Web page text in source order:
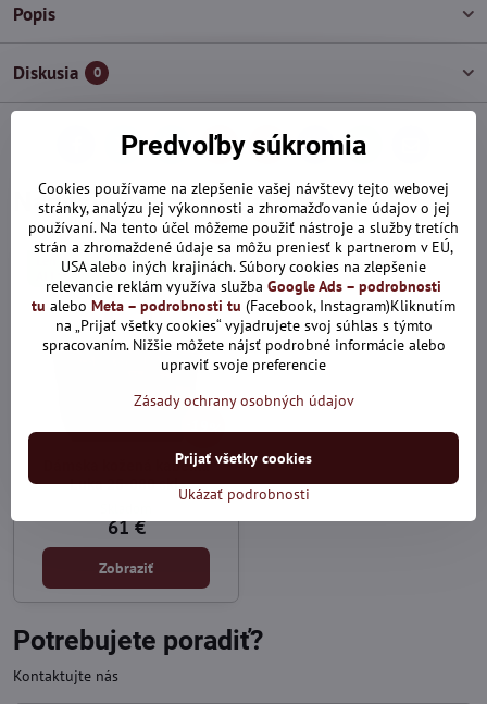
Popis
Diskusia 0
FacebookTwitterBlueskyPinterestReddit LinkedInWhatsApp
Naposledy Vás zaujalo:
19%
Len dnes: Zľava 10% s kódom:
ALL10
Dámska kožená kabelka
Luka 25-080 skl.
61 €
Zobraziť
Potrebujete poradiť?
Kontaktujte nás
Predvoľby súkromia
Cookies používame na zlepšenie vašej návštevy tejto webovej
stránky, analýzu jej výkonnosti a zhromažďovanie údajov o jej
používaní. Na tento účel môžeme použiť nástroje a služby tretích
strán a zhromaždené údaje sa môžu preniesť k partnerom v EÚ,
USA alebo iných krajinách. Súbory cookies na zlepšenie
relevancie reklám využíva služba Google Ads – podrobnosti
tu alebo Meta – podrobnosti tu (Facebook, Instagram)Kliknutím
na „Prijať všetky cookies“ vyjadrujete svoj súhlas s týmto
spracovaním. Nižšie môžete nájsť podrobné informácie alebo
upraviť svoje preferencie
Zásady ochrany osobných údajov
Ukázať podrobnosti
Prijať všetky cookies